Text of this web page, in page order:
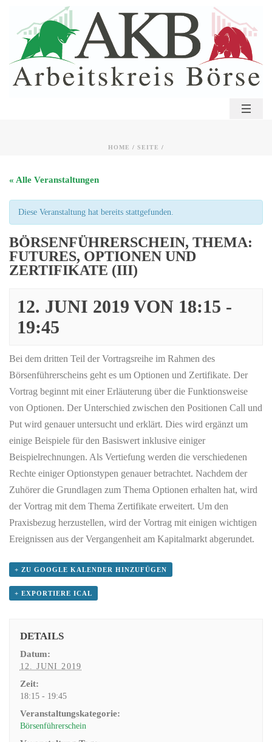
HOME / SEITE /
« Alle Veranstaltungen
Diese Veranstaltung hat bereits stattgefunden.
BÖRSENFÜHRERSCHEIN, THEMA:
FUTURES, OPTIONEN UND
ZERTIFIKATE (III)
12. JUNI 2019 VON 18:15 -
19:45
Bei dem dritten Teil der Vortragsreihe im Rahmen des
Börsenführerscheins geht es um Optionen und Zertifikate. Der
Vortrag beginnt mit einer Erläuterung über die Funktionsweise
von Optionen. Der Unterschied zwischen den Positionen Call und
Put wird genauer untersucht und erklärt. Dies wird ergänzt um
einige Beispiele für den Basiswert inklusive einiger
Beispielrechnungen. Als Vertiefung werden die verschiedenen
Rechte einiger Optionstypen genauer betrachtet. Nachdem der
Zuhörer die Grundlagen zum Thema Optionen erhalten hat, wird
der Vortrag mit dem Thema Zertifikate erweitert. Um den
Praxisbezug herzustellen, wird der Vortrag mit einigen wichtigen
Ereignissen aus der Vergangenheit am Kapitalmarkt abgerundet.
+ ZU GOOGLE KALENDER HINZUFÜGEN
+ EXPORTIERE ICAL
DETAILS
Datum:
12. JUNI 2019
Zeit:
18:15 - 19:45
Veranstaltungskategorie:
Börsenführerschein